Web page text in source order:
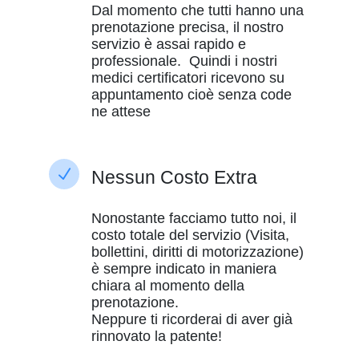
Dal momento che tutti hanno una
prenotazione precisa, il nostro
servizio è assai rapido e
professionale. Quindi i nostri
medici certificatori ricevono su
appuntamento cioè senza code
ne attese
N Nessun Costo Extra
Nonostante facciamo tutto noi, il
costo totale del servizio (Visita,
bollettini, diritti di motorizzazione)
è sempre indicato in maniera
chiara al momento della
prenotazione.
Neppure ti ricorderai di aver già
rinnovato la patente!